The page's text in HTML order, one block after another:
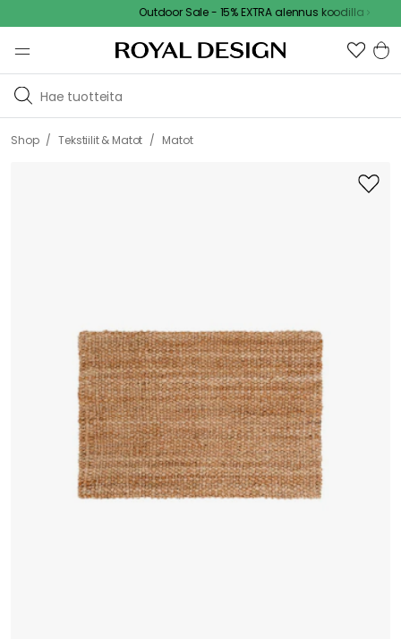
Outdoor Sale - 15% EXTRA alennus koodilla
Shop / Tekstiilit & Matot / Matot